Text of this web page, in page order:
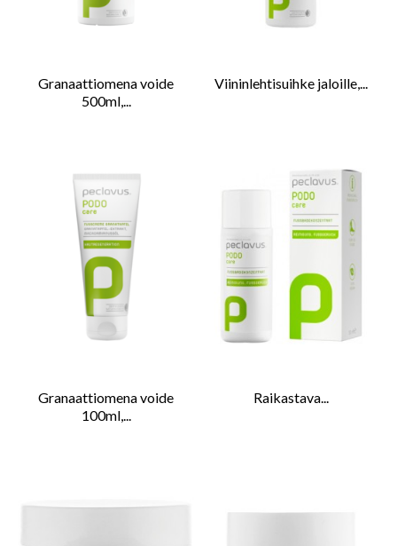
Granaattiomena voide
500ml,...
Viininlehtisuihke jaloille,...
Granaattiomena voide
100ml,...
Raikastava...